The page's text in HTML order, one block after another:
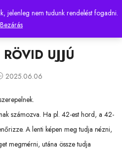
jelenleg nem tudunk rendelést fogadni.
Bezárás
UJJÚ
2025.06.06
számozva. Ha pl. 42-est hord, a 42-
A lenti képen meg tudja nézni,
megmérni, utána össze tudja